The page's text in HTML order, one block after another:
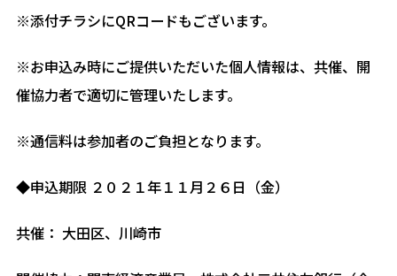
※添付チラシにQRコードもございます。
※お申込み時にご提供いただいた個人情報は、共催、開
催協力者で適切に管理いたします。
※通信料は参加者のご負担となります。
◆申込期限 ２０２１年１１月２６日（金）
共催： 大田区、川崎市